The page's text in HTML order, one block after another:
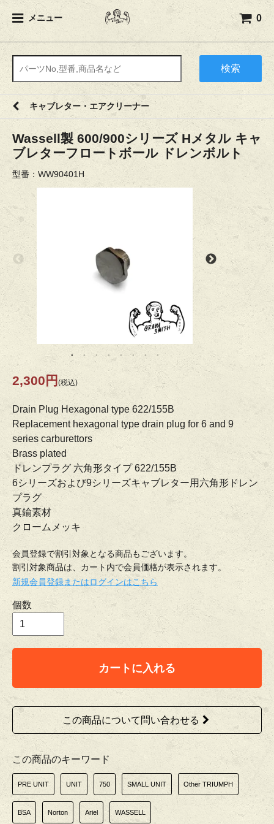
メニュー 0
検索
キャブレター・エアクリーナー
Wassell製 600/900シリーズ Hメタル キャ
ブレターフロートボール ドレンボルト
型番：WW90401H
2,300円 (税込)
Drain Plug Hexagonal type 622/155B
Replacement hexagonal type drain plug for 6 and 9
series carburettors
Brass plated
ドレンプラグ 六角形タイプ 622/155B
6シリーズおよび9シリーズキャブレター用六角形ドレン
プラグ
真鍮素材
クロームメッキ
会員登録で割引対象となる商品もございます。
割引対象商品は、カート内で会員価格が表示されます。
新規会員登録またはログインはこちら
個数
カートに入れる
この商品について問い合わせる
この商品のキーワード
PRE UNIT UNIT 750 SMALL UNIT Other TRIUMPH
BSA Norton Ariel WASSELL